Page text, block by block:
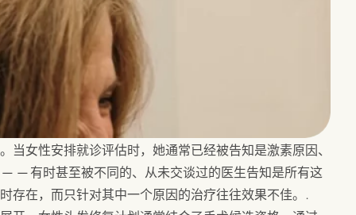
当女性安排就诊评估时，她通常已经被告知是激素原因、
有时甚至被不同的、从未交谈过的医生告知是所有这
存在，而只针对其中一个原因的治疗往往效果不佳。.